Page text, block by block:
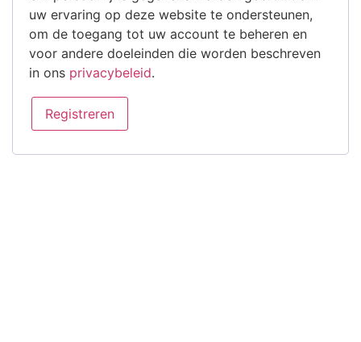
uw ervaring op deze website te ondersteunen,
om de toegang tot uw account te beheren en
voor andere doeleinden die worden beschreven
in ons privacybeleid.
Registreren